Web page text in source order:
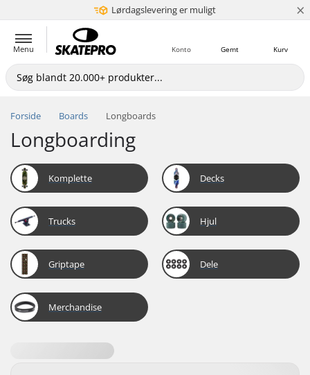
Lørdagslevering er muligt
5+ mio. kunder ×
Menu Kurv
Gemt
Konto
Forside Boards Longboards
Longboarding
Komplette Decks
Trucks Hjul
Griptape Dele
Merchandise